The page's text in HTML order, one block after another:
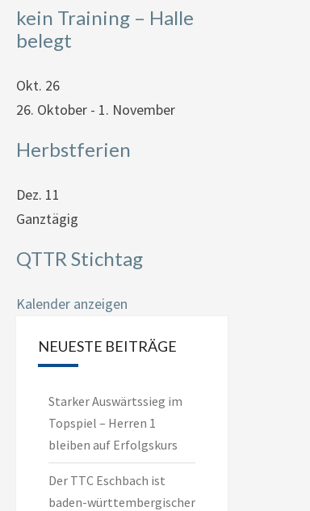
kein Training – Halle
belegt
Okt. 26
26. Oktober- 1. November
Herbstferien
Dez. 11
Ganztägig
QTTR Stichtag
Kalender anzeigen
NEUESTE BEITRÄGE
Starker Auswärtssieg im
Topspiel – Herren 1
bleiben auf Erfolgskurs
Der TTC Eschbach ist
baden-württembergischer